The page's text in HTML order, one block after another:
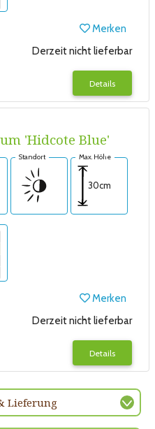
Merken
Derzeit nicht lieferbar
Details
'Hidcote Blue'
Standort Max. Höhe
30cm
Merken
Derzeit nicht lieferbar
Details
Lieferung